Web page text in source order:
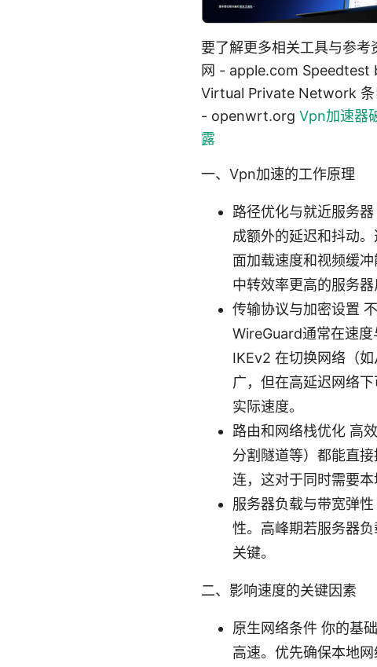
要了解更多相关工具与参
网 - apple.com Speedtest
Virtual Private Network
- openwrt.org Vpn加速器
露
一、Vpn加速的工作原理
路径优化与就近服务
成额外的延迟和抖动
面加载速度和视频缓
中转效率更高的服务
传输协议与加密设置
WireGuard通常在速度
IKEv2 在切换网络（
广，但在高延迟网络
实际速度。
路由和网络栈优化 高
分割隧道等）都能直
连，这对于同时需要本
服务器负载与带宽弹
性。高峰期若服务器
关键。
二、影响速度的关键因素
原生网络条件 你的基
高速。优先确保本地